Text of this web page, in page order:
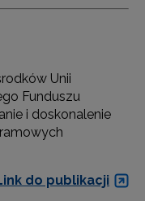
Unii
Funduszu
i doskonalenie
do publikacji